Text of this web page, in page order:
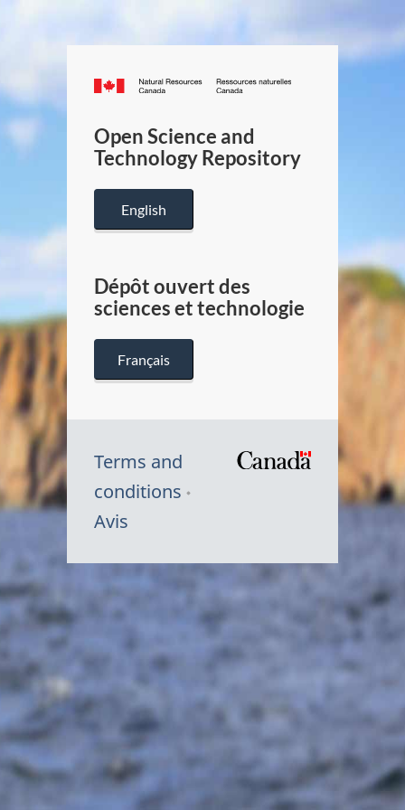
Canada.ca
/
Canada
Open Science and
Technology Repository
English
Dépôt ouvert des
sciences et technologie
Français
Terms and
conditions
Avis
Symbole
Canada